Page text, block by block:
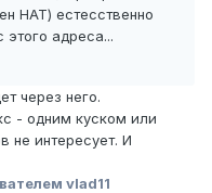
НАТ) естесственно
этого адреса...
через него.
- одним куском или
не интересует. И
vlad11